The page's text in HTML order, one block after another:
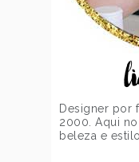
Designer por
2000. Aqui
beleza e